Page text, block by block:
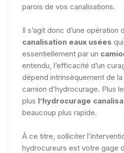
parois de vos canalisations.
Il s’agit donc d’une opération
canalisation eaux usées
essentiellement par un
entendu, l’efficacité d’un
dépend intrinsèquement de
camion d’hydrocurage. Plus
plus l’hydrocurage
beaucoup plus rapide.
À ce titre, solliciter
hydrocureurs est votre gage